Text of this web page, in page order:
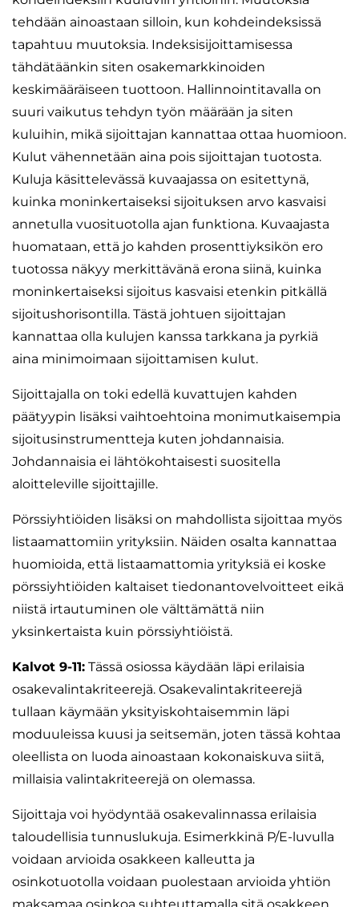
tehdään ainoastaan silloin, kun kohdeindeksissä
tapahtuu muutoksia. Indeksisijoittamisessa
tähdätäänkin siten osakemarkkinoiden
keskimääräiseen tuottoon. Hallinnointitavalla on
suuri vaikutus tehdyn työn määrään ja siten
kuluihin, mikä sijoittajan kannattaa ottaa huomioon.
Kulut vähennetään aina pois sijoittajan tuotosta.
Kuluja käsittelevässä kuvaajassa on esitettynä,
kuinka moninkertaiseksi sijoituksen arvo kasvaisi
annetulla vuosituotolla ajan funktiona. Kuvaajasta
huomataan, että jo kahden prosenttiyksikön ero
tuotossa näkyy merkittävänä erona siinä, kuinka
moninkertaiseksi sijoitus kasvaisi etenkin pitkällä
sijoitushorisontilla. Tästä johtuen sijoittajan
kannattaa olla kulujen kanssa tarkkana ja pyrkiä
aina minimoimaan sijoittamisen kulut.
Sijoittajalla on toki edellä kuvattujen kahden
päätyypin lisäksi vaihtoehtoina monimutkaisempia
sijoitusinstrumentteja kuten johdannaisia.
Johdannaisia ei lähtökohtaisesti suositella
aloitteleville sijoittajille.
Pörssiyhtiöiden lisäksi on mahdollista sijoittaa myös
listaamattomiin yrityksiin. Näiden osalta kannattaa
huomioida, että listaamattomia yrityksiä ei koske
pörssiyhtiöiden kaltaiset tiedonantovelvoitteet eikä
niistä irtautuminen ole välttämättä niin
yksinkertaista kuin pörssiyhtiöistä.
Kalvot 9-11: Tässä osiossa käydään läpi erilaisia
osakevalintakriteerejä. Osakevalintakriteerejä
tullaan käymään yksityiskohtaisemmin läpi
moduuleissa kuusi ja seitsemän, joten tässä kohtaa
oleellista on luoda ainoastaan kokonaiskuva siitä,
millaisia valintakriteerejä on olemassa.
Sijoittaja voi hyödyntää osakevalinnassa erilaisia
taloudellisia tunnuslukuja. Esimerkkinä P/E-luvulla
voidaan arvioida osakkeen kalleutta ja
osinkotuotolla voidaan puolestaan arvioida yhtiön